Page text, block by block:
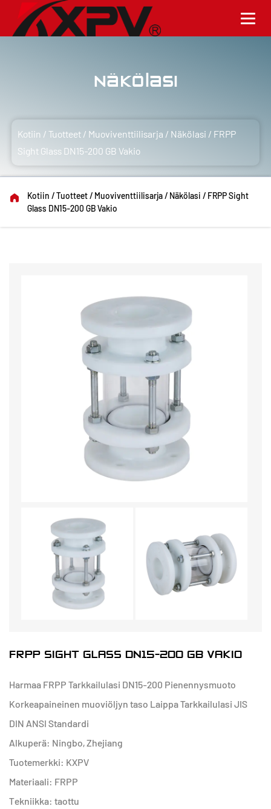
Näkölasi
Kotiin /Tuotteet / Muoviventtiilisarja / Näkölasi / FRPP
Sight Glass DN15-200 GB Vakio
Kotiin /Tuotteet/ Muoviventtiilisarja/ Näkölasi / FRPP Sight
Glass DN15-200 GB Vakio
FRPP SIGHT GLASS DN15-200 GB VAKIO
Harmaa FRPP Tarkkailulasi DN15-200 Pienennysmuoto
Korkeapaineinen muoviöljyn taso Laippa Tarkkailulasi JIS
DIN ANSI Standardi
Alkuperä: Ningbo, Zhejiang
Tuotemerkki: KXPV
Materiaali: FRPP
Tekniikka: taottu